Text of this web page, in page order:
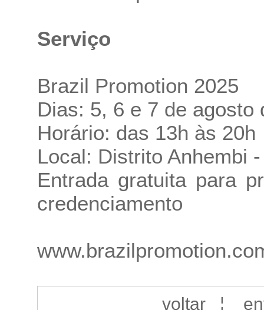
Serviço
Brazil Promotion 2025
Dias: 5, 6 e 7 de agosto
Horário: das 13h às 20h
Local: Distrito Anhembi
Entrada gratuita para
credenciamento
voltar¦